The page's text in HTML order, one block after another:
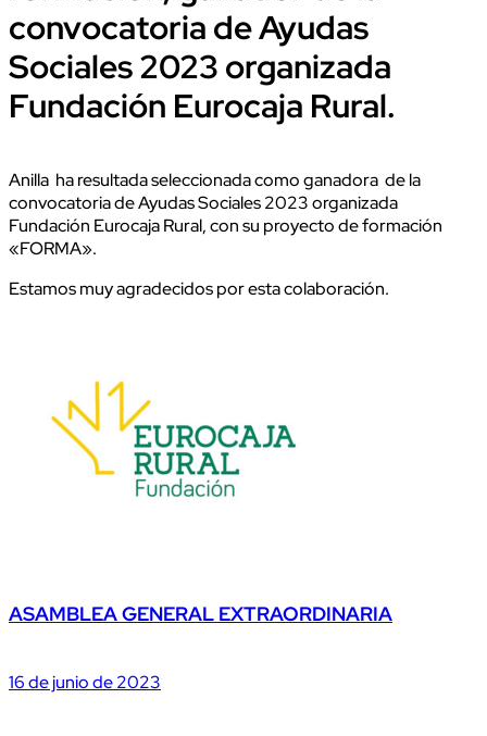
convocatoria de Ayudas
Sociales 2023 organizada
Fundación Eurocaja Rural.
Anilla ha resultada seleccionada como ganadora de la
convocatoria de Ayudas Sociales 2023 organizada
Fundación Eurocaja Rural, con su proyecto de formación
«FORMA».
Estamos muy agradecidos por esta colaboración.
ASAMBLEA GENERAL EXTRAORDINARIA
16 de junio de 2023